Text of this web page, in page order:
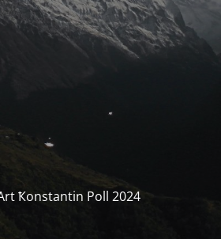
Ҟonstantin Poll 2024